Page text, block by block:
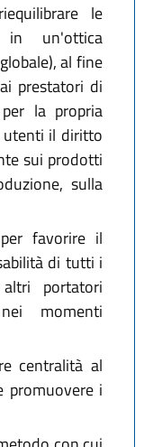
le
in un'ottica
al fine
prestatori di
la propria
il diritto
sui prodotti
sulla
favorire il
di tutti i
portatori
momenti
centralità al
promuovere i